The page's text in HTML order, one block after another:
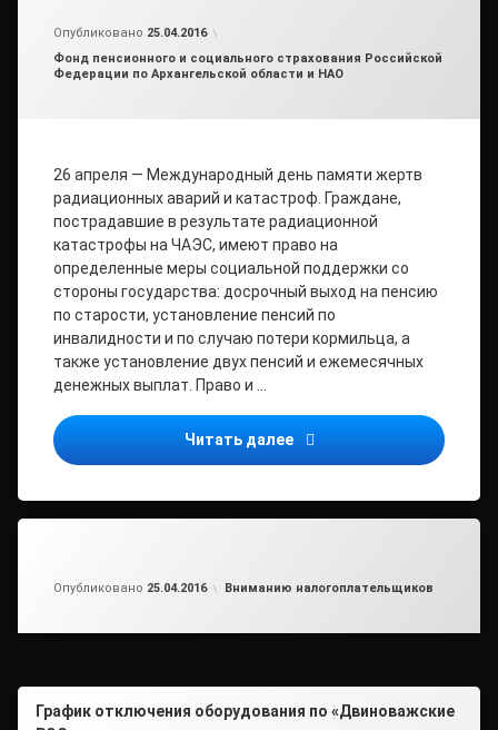
Опубликовано 25.04.2016
Рубрики:
Фонд пенсионного и социального страхования Российской
Федерации по Архангельской области и НАО
26 апреля — Международный день памяти жертв
радиационных аварий и катастроф. Граждане,
пострадавшие в результате радиационной
катастрофы на ЧАЭС, имеют право на
определенные меры социальной поддержки со
стороны государства: досрочный выход на пенсию
по старости, установление пенсий по
инвалидности и по случаю потери кормильца, а
также установление двух пенсий и ежемесячных
денежных выплат. Право и …
Читать далее Социальные гарантии
Опубликовано 25.04.2016 Рубрики:
Вниманию налогоплательщиков
График отключения оборудования по «Двиноважские